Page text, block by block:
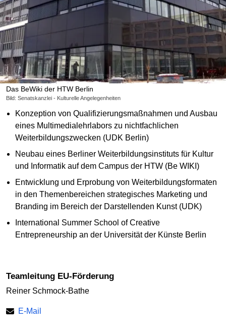
Das BeWiki der HTW Berlin
Bild: Senatskanzlei - Kulturelle Angelegenheiten
Konzeption von Qualifizierungsmaßnahmen und Ausbau
eines Multimedialehrlabors zu nichtfachlichen
Weiterbildungszwecken (UDK Berlin)
Neubau eines Berliner Weiterbildungsinstituts für Kultur
und Informatik auf dem Campus der HTW (Be WIKI)
Entwicklung und Erprobung von Weiterbildungsformaten
in den Themenbereichen strategisches Marketing und
Branding im Bereich der Darstellenden Kunst (UDK)
International Summer School of Creative
Entrepreneurship an der Universität der Künste Berlin
Teamleitung EU-Förderung
Reiner Schmock-Bathe
E-Mail